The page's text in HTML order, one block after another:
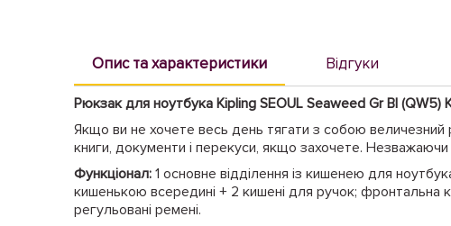
Опис та характеристики Відгуки
Рюкзак для ноутбука Kipling SEOUL Seaweed Gr Bl (QW5)
Якщо ви не хочете весь день тягати з собою величезний
книги, документи і перекуси, якщо захочете. Незважаючи
Функціонал: 1 основне відділення із кишенею для
кишенькою всередині + 2 кишені для ручок; фронтальна
регульовані ремені.